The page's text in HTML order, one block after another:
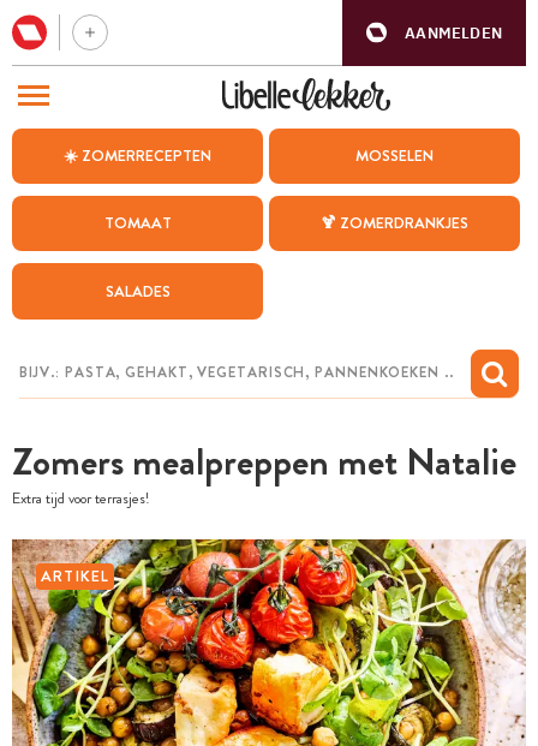
AANMELDEN
☀️ ZOMERRECEPTEN MOSSELEN
TOMAAT 🍹 ZOMERDRANKJES
SALADES
Zomers mealpreppen met Natalie
Extra tijd voor terrasjes!
ARTIKEL
BEZOEK ONZE ANDERE WEBSITES
WEEKMENU
CHAT MET MAIA
MIJN BEWAARDE RECEPTEN